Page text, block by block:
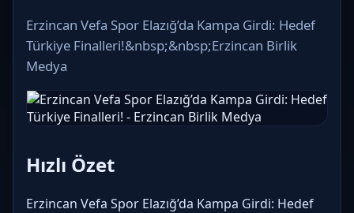
Erzincan Vefa Spor Elazığ’da Kampa Girdi: Hedef
Türkiye Finalleri!&nbsp;&nbsp;Erzincan Birlik
Medya
Hızlı Özet
Erzincan Vefa Spor Elazığ’da Kampa Girdi: Hedef